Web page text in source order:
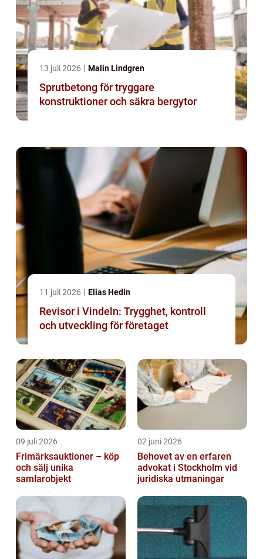
13 juli 2026 Malin Lindgren
Sprutbetong för tryggare
konstruktioner och säkra bergytor
11 juli 2026 Elias Hedin
Revisor i Vindeln: Trygghet, kontroll
och utveckling för företaget
09 juli 2026
Frimärksauktioner – köp
och sälj unika
samlarobjekt
02 juni 2026
Behovet av en erfaren
advokat i Stockholm vid
juridiska utmaningar